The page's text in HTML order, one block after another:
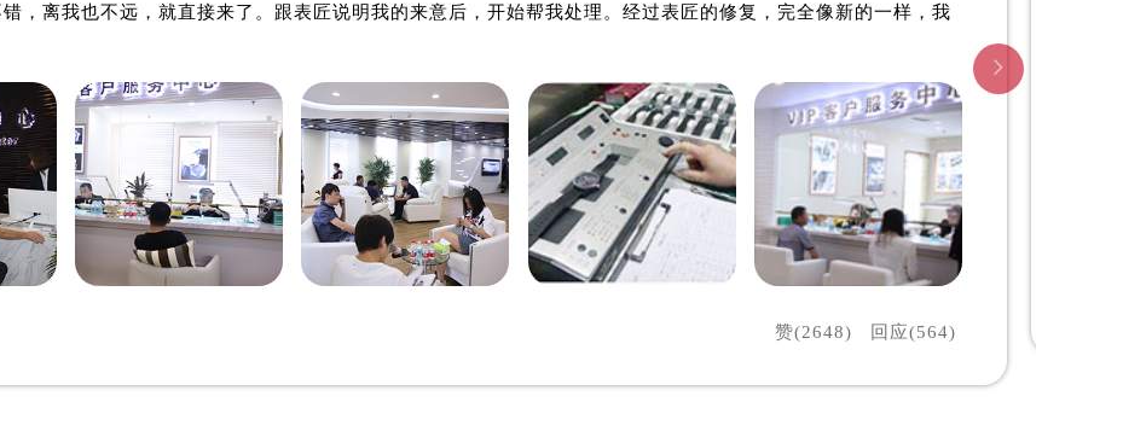
米茄售后服务中心（需提前预约）
售后服务中心（需提前预约）
大街交叉口欧米茄售后服务中心（需提前预约）
亨得利名表维修授权店1楼欧米茄售后服务中心（需提前预约）
得利名表维修授权店1楼欧米茄售后服务中心（需提前预约）
华熙国际中心D座11层1102室欧米茄售后服务中心（需提前预约）
方广场W3座6层602室欧米茄售后服务中心（需提前预约）
国先天下欧米茄售后服务中心（需提前预约）
扈特大街欧米茄售后服务中心（需提前预约）
华街欧米茄售后服务中心（需提前预约）
欧米茄售后服务中心（需提前预约）
，离我也不远，就直接来了。跟表匠说明我的来意后，开始帮我处理。经过表匠的修复，完全像新的一样，我
赞(2648) 回应(564)
